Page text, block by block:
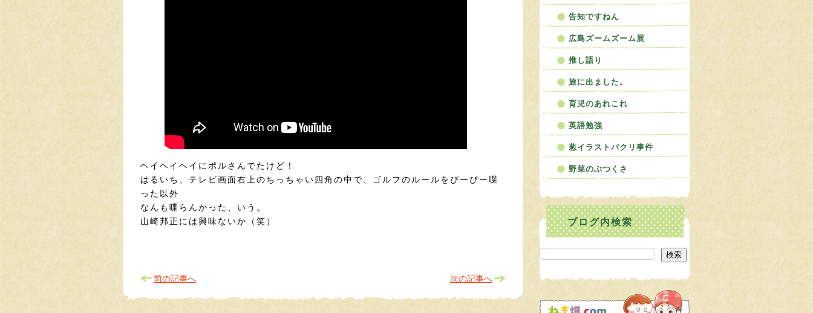
ヘイヘイヘイにポルさんでたけど！
はるいち、テレビ画面右上のちっちゃい四角の中で、ゴルフのルールをぴーぴー喋
った以外
なんも喋らんかった、いう。
山崎邦正には興味ないか（笑）
前の記事へ 次の記事へ
告知ですねん
広島ズームズーム展
推し語り
旅に出ました。
育児のあれこれ
英語勉強
葱イラストパクリ事件
野菜のぶつくさ
検索 検索